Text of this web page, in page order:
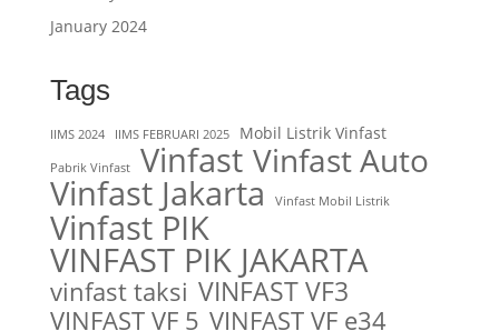
January 2024
Tags
IIMS 2024 IIMS FEBRUARI 2025 Mobil Listrik Vinfast
Pabrik Vinfast Vinfast Vinfast Auto
Vinfast Jakarta Vinfast Mobil Listrik
Vinfast PIK
VINFAST PIK JAKARTA
vinfast taksi VINFAST VF3
VINFAST VF 5 VINFAST VF e34